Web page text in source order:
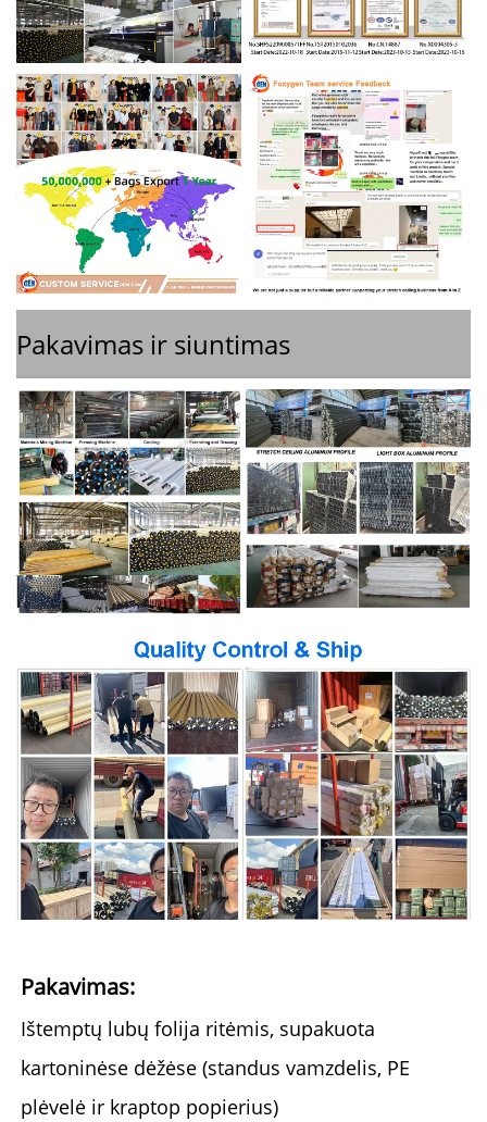
Pakavimas ir siuntimas
Pakavimas:
Ištemptų lubų folija ritėmis, supakuota
kartoninėse dėžėse (standus vamzdelis, PE
plėvelė ir kraptop popierius)